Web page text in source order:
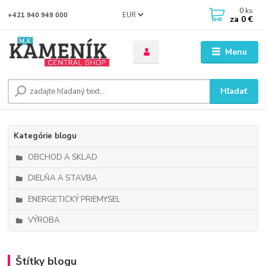
Menu
EUR
Hľadať
+421 940 949 000 0 ks
za 0 €
Kategórie blogu
OBCHOD A SKLAD
DIELŇA A STAVBA
ENERGETICKÝ PRIEMYSEL
VÝROBA
Štítky blogu